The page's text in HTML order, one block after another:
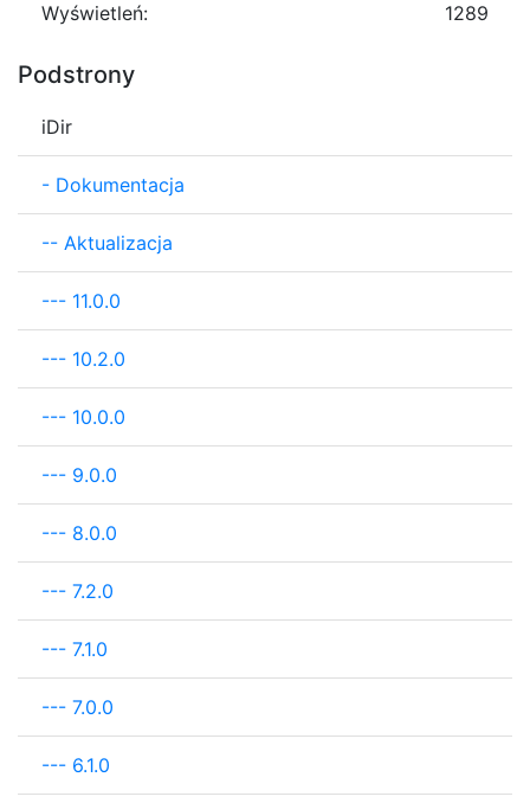
Wyświetleń: 1289
Podstrony
iDir
- Dokumentacja
-- Aktualizacja
--- 11.0.0
--- 10.2.0
--- 10.0.0
--- 9.0.0
--- 8.0.0
--- 7.2.0
--- 7.1.0
--- 7.0.0
--- 6.1.0